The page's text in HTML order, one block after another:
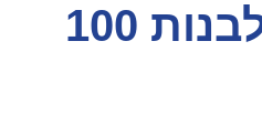
מארז כפות לבנות 100